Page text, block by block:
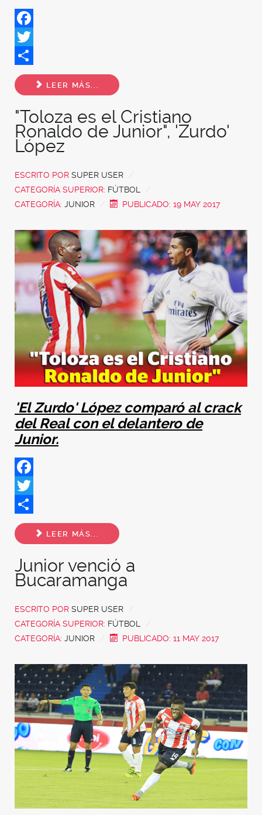
Facebook
Twitter
Share
LEER MÁS...
"Toloza es el Cristiano
Ronaldo de Junior", 'Zurdo'
López
ESCRITO POR SUPER USER
CATEGORÍA SUPERIOR: FÚTBOL
CATEGORÍA: JUNIOR PUBLICADO: 19 MAY 2017
'El Zurdo' López comparó al crack
del Real con el delantero de
Junior.
Facebook
Twitter
Share
LEER MÁS...
Junior venció a
Bucaramanga
ESCRITO POR SUPER USER
CATEGORÍA SUPERIOR: FÚTBOL
CATEGORÍA: JUNIOR PUBLICADO: 11 MAY 2017